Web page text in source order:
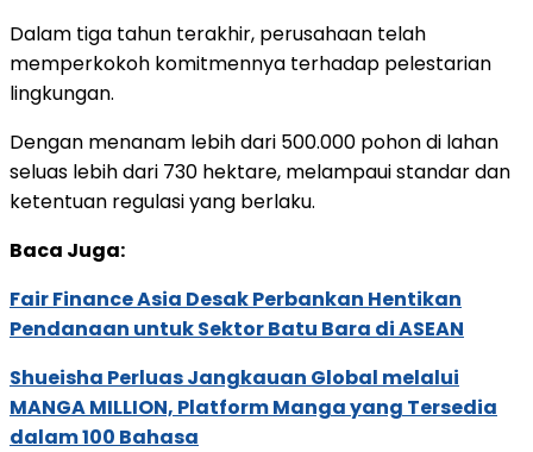
Dalam tiga tahun terakhir, perusahaan telah
memperkokoh komitmennya terhadap pelestarian
lingkungan.
Dengan menanam lebih dari 500.000 pohon di lahan
seluas lebih dari 730 hektare, melampaui standar dan
ketentuan regulasi yang berlaku.
Baca Juga:
Fair Finance Asia Desak Perbankan Hentikan
Pendanaan untuk Sektor Batu Bara di ASEAN
Shueisha Perluas Jangkauan Global melalui
MANGA MILLION, Platform Manga yang Tersedia
dalam 100 Bahasa